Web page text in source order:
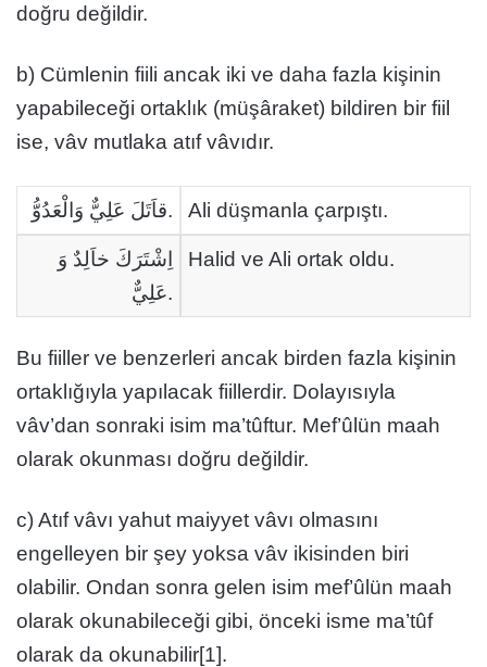
doğru değildir.
b) Cümlenin fiili ancak iki ve daha fazla kişinin
yapabileceği ortaklık (müşâraket) bildiren bir fiil
ise, vâv mutlaka atıf vâvıdır.
قاَتَلَ عَلِيٌّ وَالْعَدُوُّ. Ali düşmanla çarpıştı.
اِشْتَرَكَ خاَلِدٌ وَ
عَلِيٌّ.
Halid ve Ali ortak oldu.
Bu fiiller ve benzerleri ancak birden fazla kişinin
ortaklığıyla yapılacak fiillerdir. Dolayısıyla
vâv’dan sonraki isim ma’tûftur. Mef’ûlün maah
olarak okunması doğru değildir.
c) Atıf vâvı yahut maiyyet vâvı olmasını
engelleyen bir şey yoksa vâv ikisinden biri
olabilir. Ondan sonra gelen isim mef’ûlün maah
olarak okunabileceği gibi, önceki isme ma’tûf
olarak da okunabilir[1].